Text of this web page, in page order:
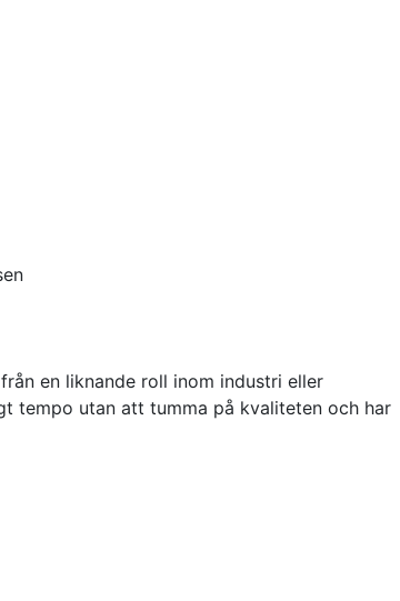
en liknande roll inom industri eller
tempo utan att tumma på kvaliteten och har